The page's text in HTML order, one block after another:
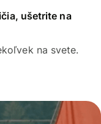
ušetrite na
na svete.